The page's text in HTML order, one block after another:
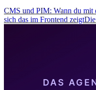
CMS und PIM: Wann du mit
sich das im Frontend